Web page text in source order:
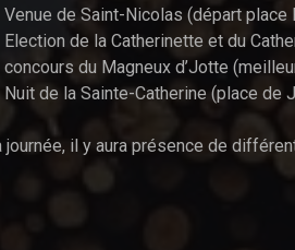
Venue de Saint-Nicolas (départ
Election de la Catherinette et du
concours du Magneux d’Jotte
Nuit de la Sainte-Catherine (place de
journée, il y aura présence de